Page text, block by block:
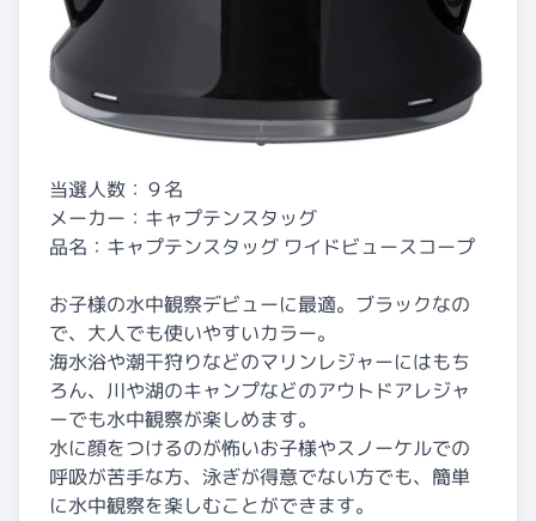
当選人数：９名
メーカー：キャプテンスタッグ
品名：キャプテンスタッグ ワイドビュースコープ
お子様の水中観察デビューに最適。ブラックなの
で、大人でも使いやすいカラー。
海水浴や潮干狩りなどのマリンレジャーにはもち
ろん、川や湖のキャンプなどのアウトドアレジャ
ーでも水中観察が楽しめます。
水に顔をつけるのが怖いお子様やスノーケルでの
呼吸が苦手な方、泳ぎが得意でない方でも、簡単
に水中観察を楽しむことができます。